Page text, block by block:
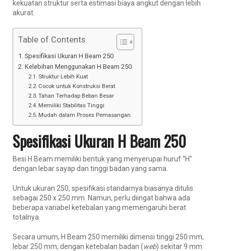
kekuatan struktur serta estimasi biaya angkut dengan lebih
akurat.
Table of Contents
Spesifikasi Ukuran H Beam 250
Kelebihan Menggunakan H Beam 250
Struktur Lebih Kuat
Cocok untuk Konstruksi Berat
Tahan Terhadap Beban Besar
Memiliki Stabilitas Tinggi
Mudah dalam Proses Pemasangan
Spesifikasi Ukuran H Beam 250
Besi H Beam memiliki bentuk yang menyerupai huruf “H”
dengan lebar sayap dan tinggi badan yang sama.
Untuk ukuran 250, spesifikasi standarnya biasanya ditulis
sebagai 250 x 250 mm. Namun, perlu diingat bahwa ada
beberapa variabel ketebalan yang memengaruhi berat
totalnya.
Secara umum, H Beam 250 memiliki dimensi tinggi 250 mm,
lebar 250 mm, dengan ketebalan badan (web) sekitar 9 mm